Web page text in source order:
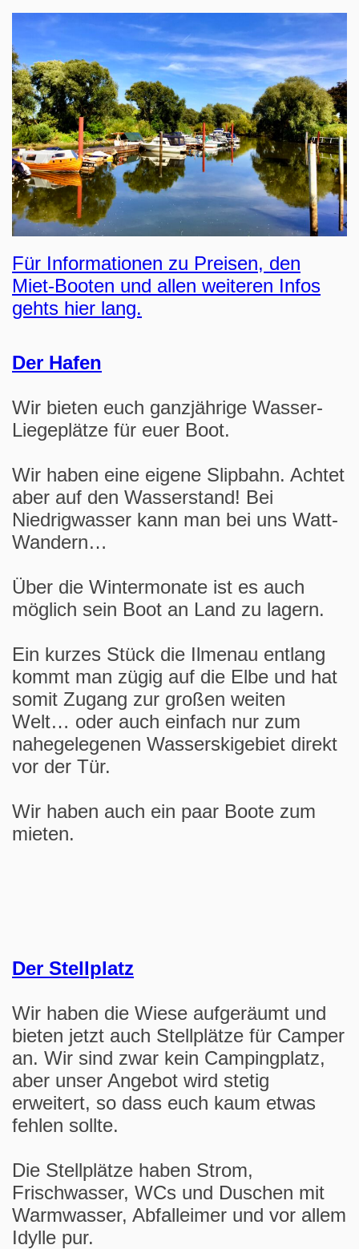
Für Informationen zu Preisen, den
Miet-Booten und allen weiteren Infos
gehts hier lang.
Der Hafen
Wir bieten euch ganzjährige Wasser-
Liegeplätze für euer Boot.
Wir haben eine eigene Slipbahn. Achtet
aber auf den Wasserstand! Bei
Niedrigwasser kann man bei uns Watt-
Wandern…
Über die Wintermonate ist es auch
möglich sein Boot an Land zu lagern.
Ein kurzes Stück die Ilmenau entlang
kommt man zügig auf die Elbe und hat
somit Zugang zur großen weiten
Welt… oder auch einfach nur zum
nahegelegenen Wasserskigebiet direkt
vor der Tür.
Wir haben auch ein paar Boote zum
mieten.
Der Stellplatz
Wir haben die Wiese aufgeräumt und
bieten jetzt auch Stellplätze für Camper
an. Wir sind zwar kein Campingplatz,
aber unser Angebot wird stetig
erweitert, so dass euch kaum etwas
fehlen sollte.
Die Stellplätze haben Strom,
Frischwasser, WCs und Duschen mit
Warmwasser, Abfalleimer und vor allem
Idylle pur.